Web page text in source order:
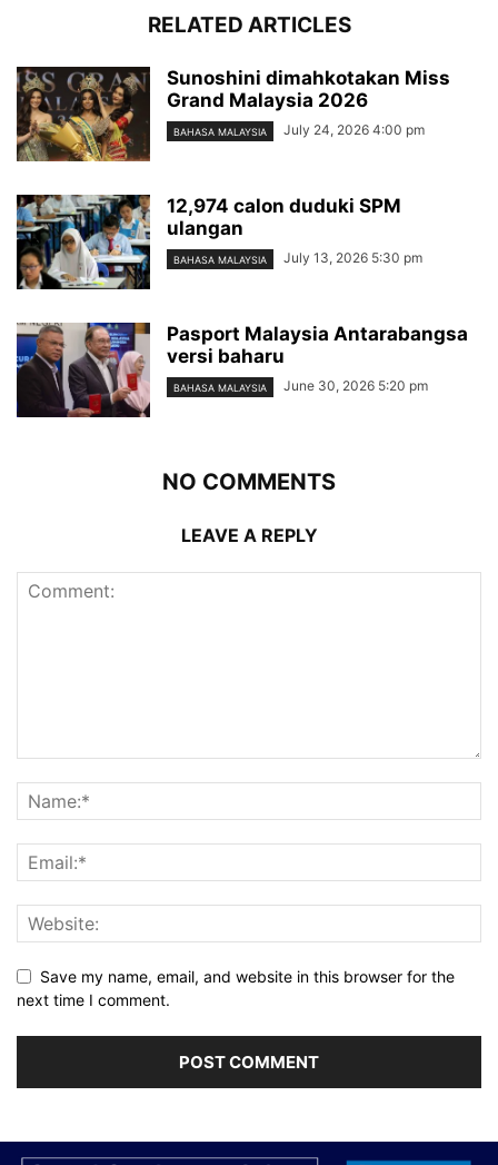
RELATED ARTICLES
Sunoshini dimahkotakan Miss
Grand Malaysia 2026
BAHASA MALAYSIA July 24, 2026 4:00 pm
12,974 calon duduki SPM
ulangan
BAHASA MALAYSIA July 13, 2026 5:30 pm
Pasport Malaysia Antarabangsa
versi baharu
BAHASA MALAYSIA June 30, 2026 5:20 pm
NO COMMENTS
LEAVE A REPLY
Save my name, email, and website in this browser for the
next time I comment.